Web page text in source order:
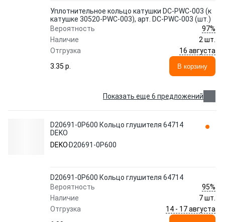
Уплотнительное кольцо катушки DC-PWC-003 (к
катушке 30520-PWC-003), арт. DC-PWC-003 (шт.)
Вероятность
97%
Наличие
2 шт.
Отгрузка
16 августа
3.35 p.
В корзину
Показать еще 6 предложений
D20691-0P600 Кольцо глушителя 64714
DEKO
DEKO D20691-0P600
D20691-0P600 Кольцо глушителя 64714
Вероятность
95%
Наличие
7 шт.
Отгрузка
14 - 17 августа